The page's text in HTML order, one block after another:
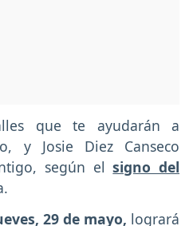
que te ayudarán a
y Josie Diez Canseco
según elsigno del
29 de mayo, logrará